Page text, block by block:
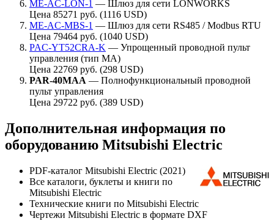
ME-AC-LON-1 — Шлюз для сети LONWORKS
Цена 85271 руб. (1116 USD)
ME-AC-MBS-1 — Шлюз для сети RS485 / Modbus RTU
Цена 79464 руб. (1040 USD)
PAC-YT52CRA-K — Упрощенный проводной пульт
управления (тип МА)
Цена 22769 руб. (298 USD)
PAR-40MAA — Полнофункциональный проводной
пульт управления
Цена 29722 руб. (389 USD)
Дополнительная информация по
оборудованию Mitsubishi Electric
PDF-каталог Mitsubishi Electric (2021)
Все каталоги, буклеты и книги по
Mitsubishi Electric
Технические книги по Mitsubishi Electric
Чертежи Mitsubishi Electric в формате DXF